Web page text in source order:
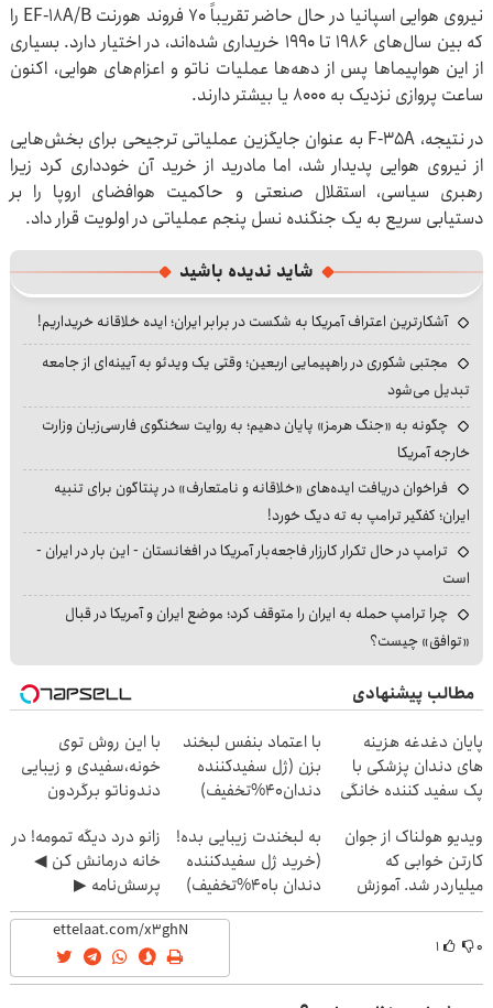
نیروی هوایی اسپانیا در حال حاضر تقریباً ۷۰ فروند هورنت EF-18A/B را
که بین سال‌های ۱۹۸۶ تا ۱۹۹۰ خریداری شده‌اند، در اختیار دارد. بسیاری
از این هواپیماها پس از دهه‌ها عملیات ناتو و اعزام‌های هوایی، اکنون
ساعت پروازی نزدیک به ۸۰۰۰ یا بیشتر دارند.
در نتیجه، F-35A به عنوان جایگزین عملیاتی ترجیحی برای بخش‌هایی
از نیروی هوایی پدیدار شد، اما مادرید از خرید آن خودداری کرد زیرا
رهبری سیاسی، استقلال صنعتی و حاکمیت هوافضای اروپا را بر
دستیابی سریع به یک جنگنده نسل پنجم عملیاتی در اولویت قرار داد.
شاید ندیده باشید
آشکارترین اعتراف آمریکا به شکست در برابر ایران؛ ایده خلاقانه خریداریم!
مجتبی شکوری در راهپیمایی اربعین؛ وقتی یک ویدئو به آیینه‌ای از جامعه
تبدیل می‌شود
چگونه به «جنگ هرمز» پایان دهیم؛ به روایت سخنگوی فارسی‌زبان وزارت
خارجه آمریکا
فراخوان دریافت ایده‌های «خلاقانه و نامتعارف» در پنتاگون برای تنبیه
ایران؛ کفگیر ترامپ به ته دیگ خورد!
ترامپ در حال تکرار کارزار فاجعه‌بار آمریکا در افغانستان - این بار در ایران -
است
چرا ترامپ حمله به ایران را متوقف کرد؛ موضع ایران و آمریکا در قبال
«توافق» چیست؟
مطالب پیشنهادی
پایان دغدغه هزینه
های دندان پزشکی با
پک سفید کننده خانگی
با اعتماد بنفس لبخند
بزن (ژل سفیدکننده
دندان40%تخفیف)
با این روش توی
خونه،سفیدی و زیبایی
دندوناتو برگردون
ویدیو هولناک از جوان
کارتن خوابی که
میلیاردر شد. آموزش
رایگان
به لبخندت زیبایی بده!
(خرید ژل سفیدکننده
دندان با40%تخفیف)
زانو درد دیگه تمومه! در
خانه درمانش کن ◀
پرسش‌نامه ▶
۰ ۱